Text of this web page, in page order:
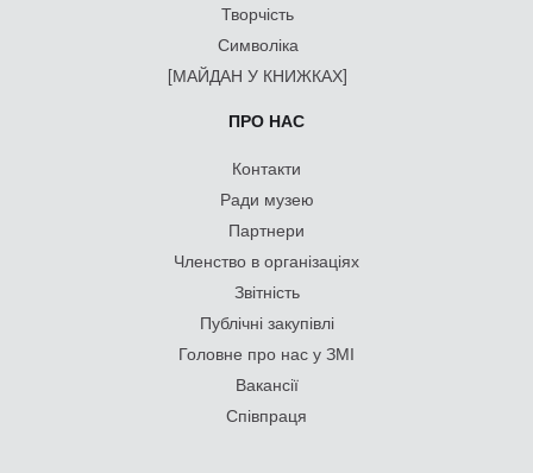
Творчість
Символіка
[МАЙДАН У КНИЖКАХ]
ПРО НАС
Контакти
Ради музею
Партнери
Членство в організаціях
Звітність
Публічні закупівлі
Головне про нас у ЗМІ
Вакансії
Співпраця